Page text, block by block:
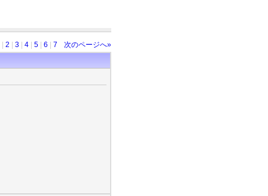
2 3 4 5 6 7 次のページへ»